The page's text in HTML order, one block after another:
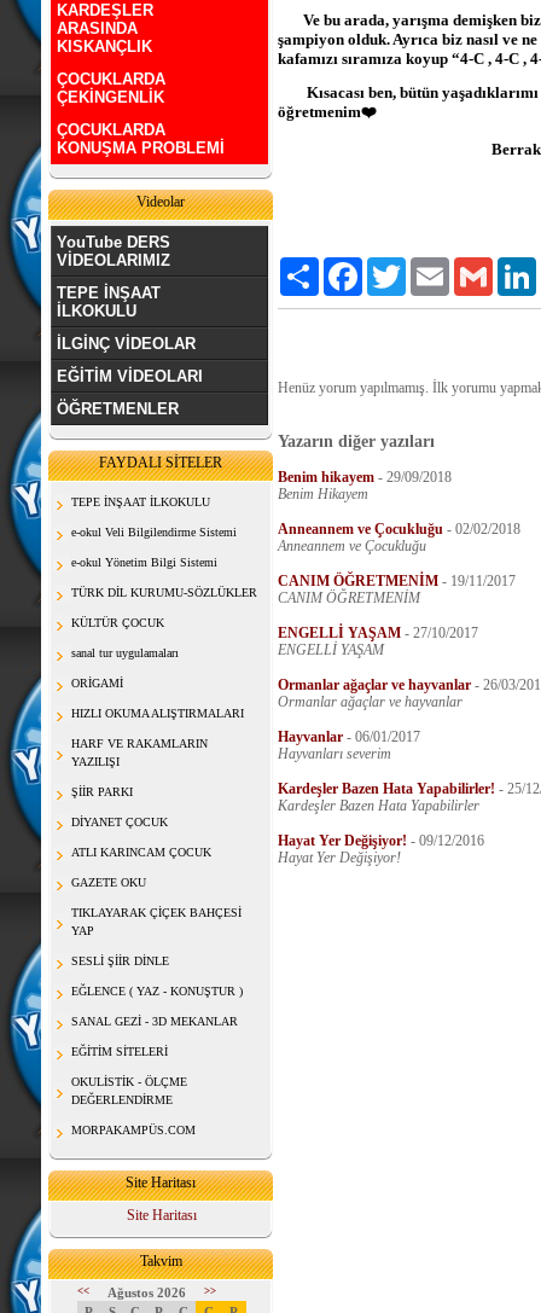
KARDEŞLER
ARASINDA
KISKANÇLIK
ÇOCUKLARDA
ÇEKİNGENLİK
ÇOCUKLARDA
KONUŞMA PROBLEMİ
Videolar
YouTube DERS
VİDEOLARIMIZ
TEPE İNŞAAT
İLKOKULU
İLGİNÇ VİDEOLAR
EĞİTİM VİDEOLARI
ÖĞRETMENLER
FAYDALI SİTELER
TEPE İNŞAAT İLKOKULU
e-okul Veli Bilgilendirme Sistemi
e-okul Yönetim Bilgi Sistemi
TÜRK DİL KURUMU-SÖZLÜKLER
KÜLTÜR ÇOCUK
sanal tur uygulamaları
ORİGAMİ
HIZLI OKUMA ALIŞTIRMALARI
HARF VE RAKAMLARIN
YAZILIŞI
ŞİİR PARKI
DİYANET ÇOCUK
ATLI KARINCAM ÇOCUK
GAZETE OKU
TIKLAYARAK ÇİÇEK BAHÇESİ
YAP
SESLİ ŞİİR DİNLE
EĞLENCE ( YAZ - KONUŞTUR )
SANAL GEZİ - 3D MEKANLAR
EĞİTİM SİTELERİ
OKULİSTİK - ÖLÇME
DEĞERLENDİRME
MORPAKAMPÜS.COM
Site Haritası
Site Haritası
Takvim
<< Ağustos 2026 >>
Ve bu arada, yarışma demişken
şampiyon olduk. Ayrıca biz nasıl ve
kafamızı sıramıza koyup “4-C , 4-C ,
Kısacası ben, bütün
öğretmenim❤️
Berrak
Paylaş FacebookTwitter Email Gmail
Henüz yorum yapılmamış. İlk yorumu
Yazarın diğer yazıları
Benim hikayem - 29/09/2018
Benim Hikayem
Anneannem ve Çocukluğu - 02/02/2018
Anneannem ve Çocukluğu
CANIM ÖĞRETMENİM - 19/11/2017
CANIM ÖĞRETMENİM
ENGELLİ YAŞAM - 27/10/2017
ENGELLİ YAŞAM
Ormanlar ağaçlar ve hayvanlar - 26/03/
Ormanlar ağaçlar ve hayvanlar
Hayvanlar - 06/01/2017
Hayvanları severim
Kardeşler Bazen Hata Yapabilirler! - 25/
Kardeşler Bazen Hata Yapabilirler
Hayat Yer Değişiyor! - 09/12/2016
Hayat Yer Değişiyor!